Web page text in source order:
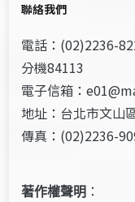
聯絡我們
電話：(02)2236-
分機84113
電子信箱：
地址：台北市文山
傳真：(02)2236-
著作權聲明 ：